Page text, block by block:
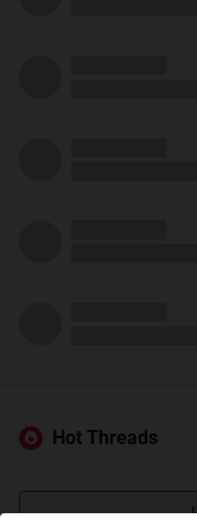
Hot Threads